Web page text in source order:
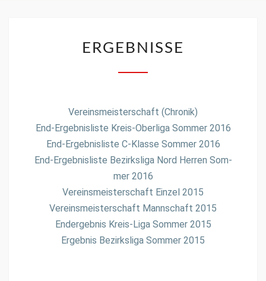
ERGEBNISSE
Vere­ins­meis­ter­schaft (Chronik)
End-Ergeb­nis­liste Kreis-Oberli­ga Som­mer 2016
End-Ergeb­nis­liste C‑Klasse Som­mer 2016
End-Ergeb­nis­liste Bezirk­sli­ga Nord Her­ren Som­
mer 2016
Vere­ins­meis­ter­schaft Einzel 2015
Vere­ins­meis­ter­schaft Mannschaft 2015
Endergeb­nis Kreis-Liga Som­mer 2015
Ergeb­nis Bezirk­sli­ga Som­mer 2015